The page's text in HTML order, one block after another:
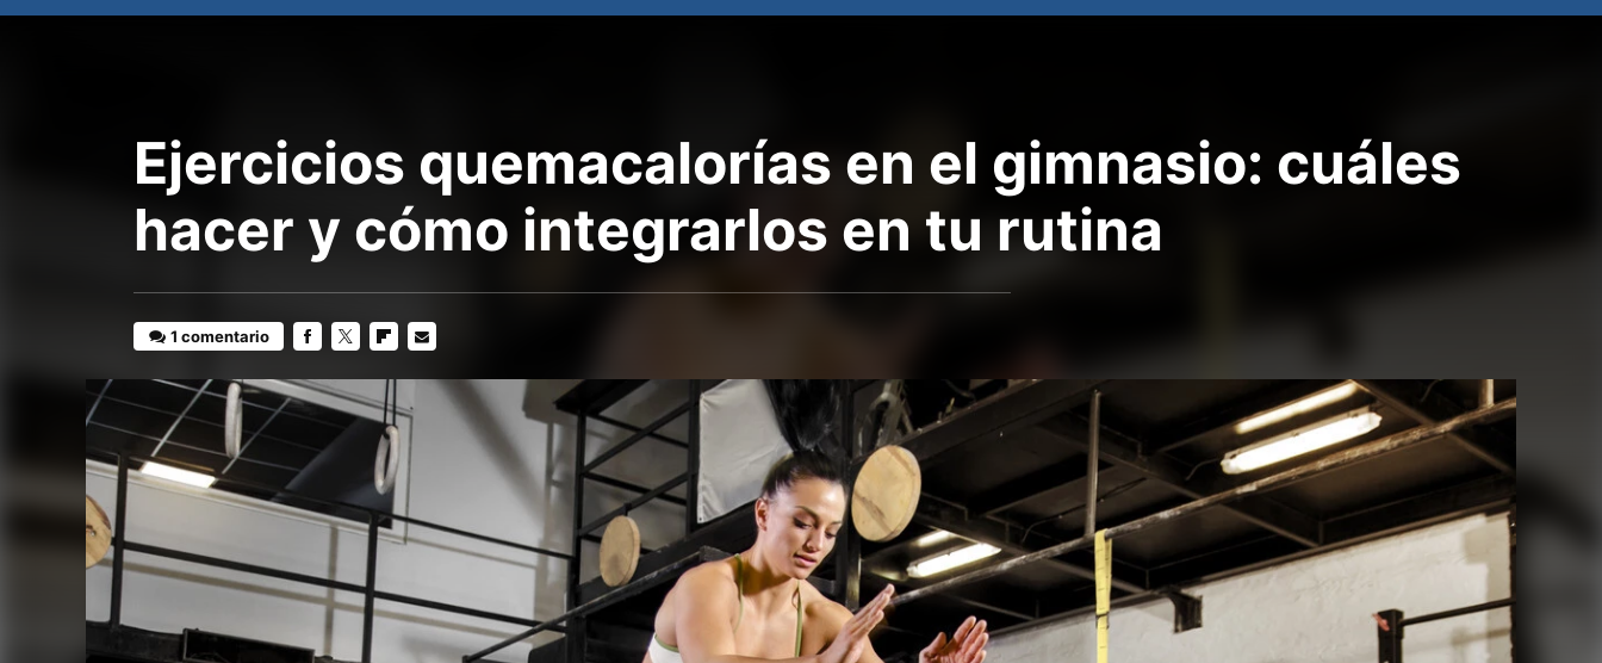
Ejercicios quemacalorías en el gimnasio: cuáles
hacer y cómo integrarlos en tu rutina
1 comentario
MAIL